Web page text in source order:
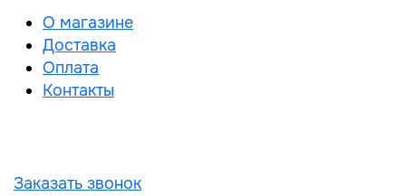
О магазине
Доставка
Оплата
Контакты
Заказать звонок